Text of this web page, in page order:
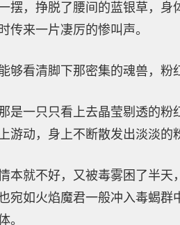
摆，挣脱了腰间的蓝银草，
传来一片凄厉的惨叫声。
够看清脚下那密集的魂兽，粉
是一只只看上去晶莹剔透的
游动，身上不断散发出淡淡的
本就不好，又被毒雾困了半
宛如火焰魔君一般冲入毒蝎
。